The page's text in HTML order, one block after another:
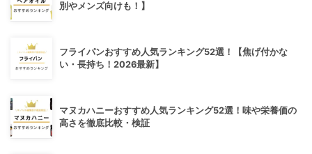
別やメンズ向けも！】
フライパンおすすめ人気ランキング52選！【焦げ付かな
い・長持ち！2026最新】
マヌカハニーおすすめ人気ランキング52選！味や栄養価の
高さを徹底比較・検証